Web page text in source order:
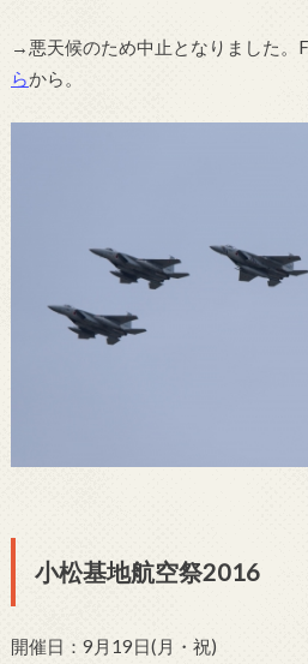
→悪天候のため中止となりました。
らから。
小松基地航空祭2016
開催日：9月19日(月・祝)